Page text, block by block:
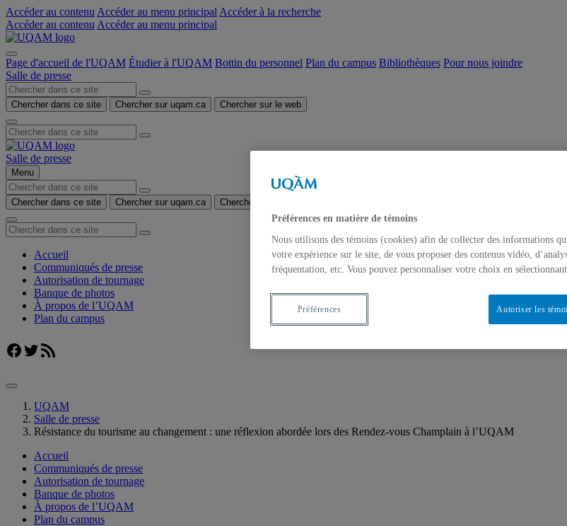
Accéder au contenu Accéder au menu principal Accéder à la recherche
Accéder au contenu Accéder au menu principal
Page d'accueil de l'UQAM Étudier à l'UQAM Bottin du personnel Plan du campus Bibliothèques Pour nous joindre
Salle de presse
Chercher dans ce site Chercher sur uqam.ca Chercher sur le web
Salle de presse
Menu
Chercher dans ce site Chercher sur uqam.ca Chercher sur le web
Accueil
Communiqués de presse
Autorisation de tournage
Banque de photos
À propos de l’UQAM
Plan du campus
Facebook
Twitter
Flux RSS
UQAM
Salle de presse
Résistance du tourisme au changement : une réflexion abordée lors des Rendez-vous Champlain à l’UQAM
Accueil
Communiqués de presse
Autorisation de tournage
Banque de photos
À propos de l’UQAM
Plan du campus
Préférences en matière de témoins
Nous utilisons des témoins (cookies) afin de collecter des informations
votre expérience sur le site, de vous proposer des contenus vidéo,
fréquentation, etc. Vous pouvez personnaliser votre choix en
Autoriser les
Préférences